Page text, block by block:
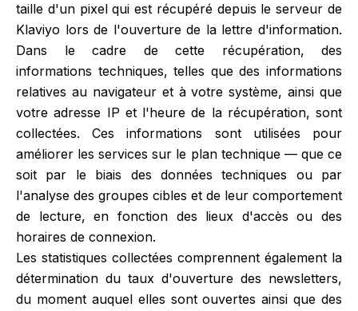
taille d'un pixel qui est récupéré depuis le serveur de
Klaviyo lors de l'ouverture de la lettre d'information.
Dans le cadre de cette récupération, des
informations techniques, telles que des informations
relatives au navigateur et à votre système, ainsi que
votre adresse IP et l'heure de la récupération, sont
collectées. Ces informations sont utilisées pour
améliorer les services sur le plan technique — que ce
soit par le biais des données techniques ou par
l'analyse des groupes cibles et de leur comportement
de lecture, en fonction des lieux d'accès ou des
horaires de connexion.
Les statistiques collectées comprennent également la
détermination du taux d'ouverture des newsletters,
du moment auquel elles sont ouvertes ainsi que des